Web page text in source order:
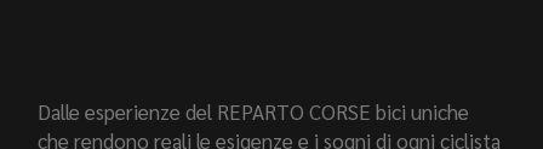
Dalle esperienze del REPARTO CORSE bici uniche
che rendono reali le esigenze e i sogni di ogni ciclista